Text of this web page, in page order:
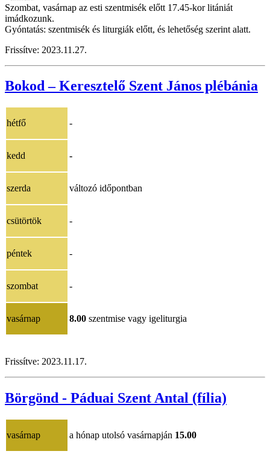
Szombat, vasárnap az esti szentmisék előtt 17.45-kor litániát
imádkozunk.
Gyóntatás: szentmisék és liturgiák előtt, és lehetőség szerint alatt.
Frissítve: 2023.11.27.
Bokod – Keresztelő Szent János plébánia
hétfő -
kedd -
szerda változó időpontban
csütörtök -
péntek -
szombat -
vasárnap 8.00 szentmise vagy igeliturgia
Frissítve: 2023.11.17.
Börgönd - Páduai Szent Antal (fília)
vasárnap a hónap utolsó vasárnapján 15.00